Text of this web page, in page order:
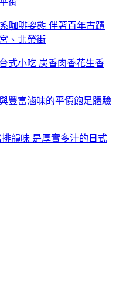
咖啡姿態 伴著百年古蹟
、北榮街
式小吃 炭香肉香花生香
豐富滷味的平價飽足體驗
韻味 是厚實多汁的日式